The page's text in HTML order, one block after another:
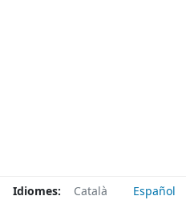
Idiomes: Català Español